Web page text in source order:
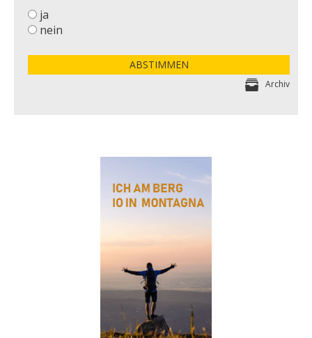
ja
nein
ABSTIMMEN
Archiv